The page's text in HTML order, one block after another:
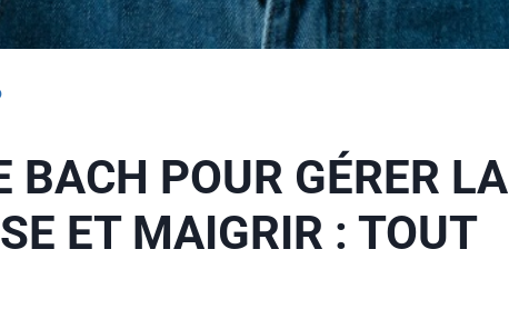
BACH POUR GÉRER LA
ET MAIGRIR : TOUT